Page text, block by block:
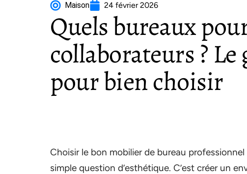
Maison 24 février 2026
Quels bureaux
collaborateurs ?
pour bien choisir
Choisir le bon mobilier de bureau professionnel
simple question d’esthétique. C’est créer un